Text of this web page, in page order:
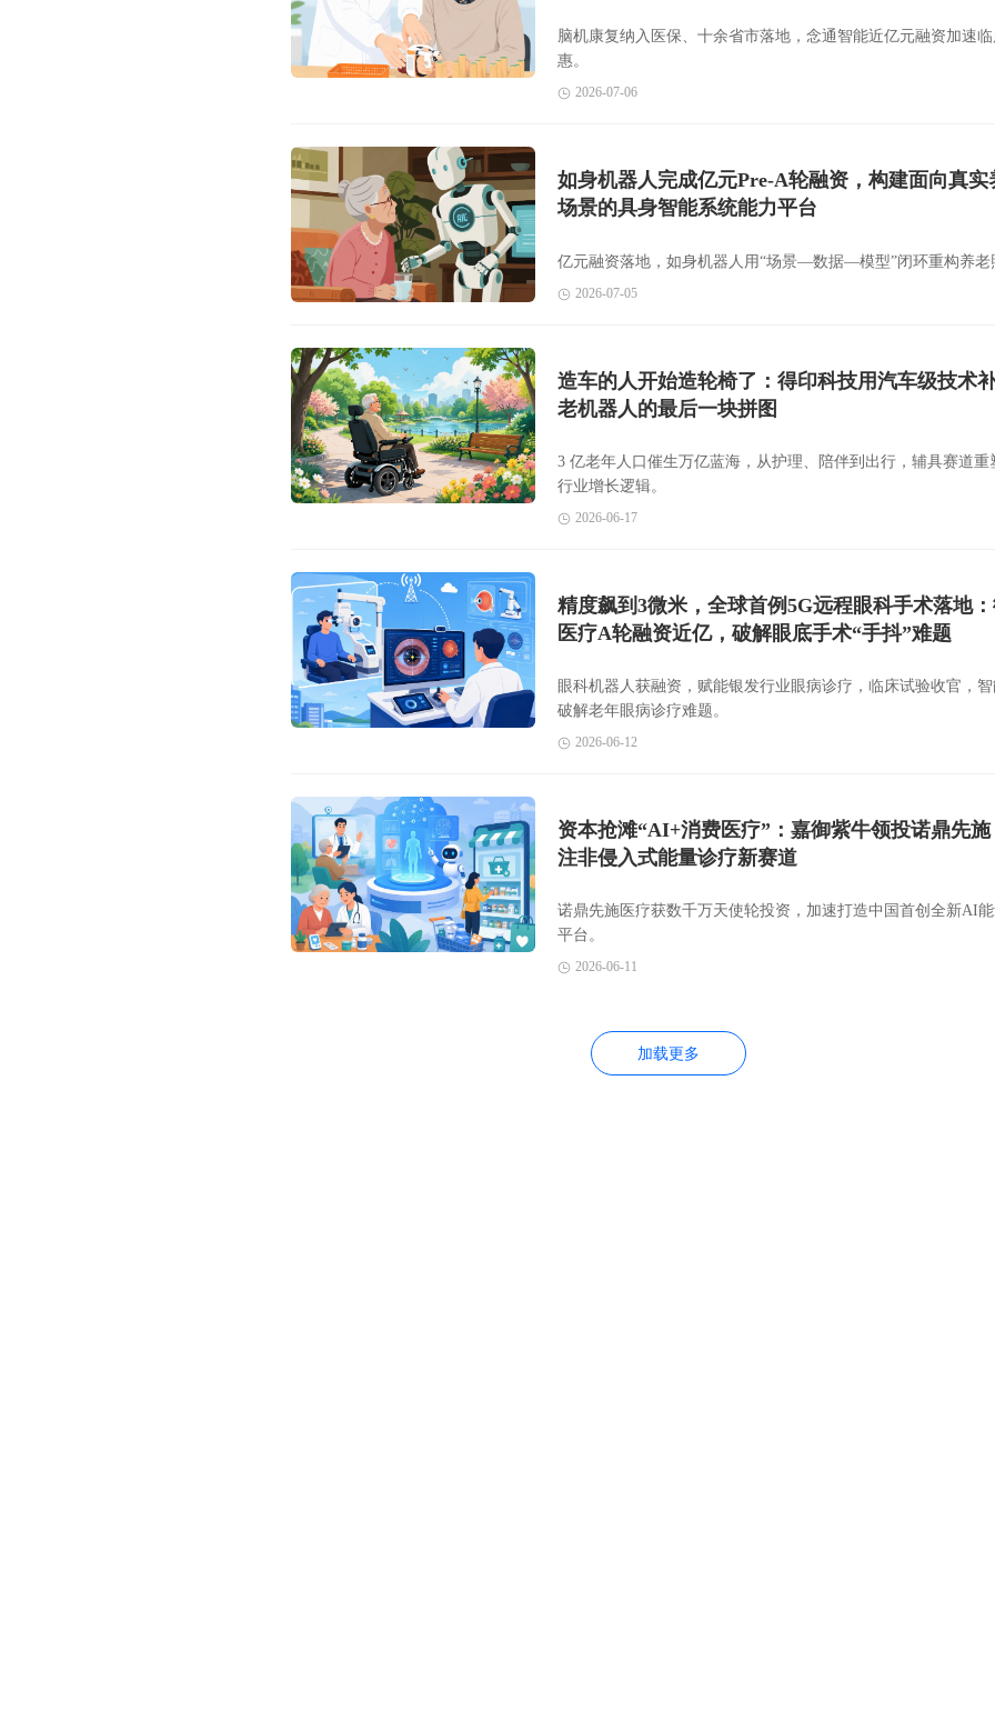
脑机康复纳入医保、十余省市落地，念通智能近亿元融资加速
惠。
2026-07-06
如身机器人完成亿元Pre-A轮融资，构建面向真实
场景的具身智能系统能力平台
亿元融资落地，如身机器人用“场景—数据—模型”闭环重构养老
2026-07-05
造车的人开始造轮椅了：得印科技用汽车级技术
老机器人的最后一块拼图
3 亿老年人口催生万亿蓝海，从护理、陪伴到出行，辅具赛道重
行业增长逻辑。
2026-06-17
精度飙到3微米，全球首例5G远程眼科手术落地
医疗A轮融资近亿，破解眼底手术“手抖”难题
眼科机器人获融资，赋能银发行业眼病诊疗，临床试验收官，
破解老年眼病诊疗难题。
2026-06-12
资本抢滩“AI+消费医疗”：嘉御紫牛领投诺鼎先施
注非侵入式能量诊疗新赛道
诺鼎先施医疗获数千万天使轮投资，加速打造中国首创全新AI
平台。
2026-06-11
加载更多